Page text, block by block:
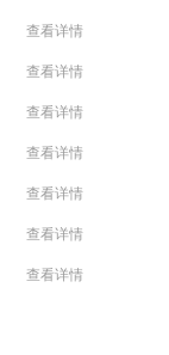
查看详情
查看详情
查看详情
查看详情
查看详情
查看详情
查看详情